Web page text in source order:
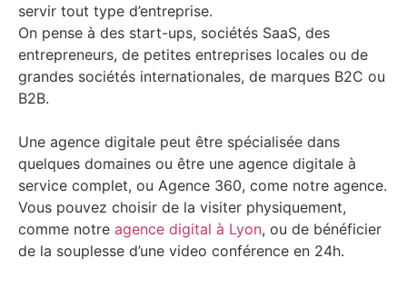
servir tout type d’entreprise.
On pense à des start-ups, sociétés SaaS, des
entrepreneurs, de petites entreprises locales ou de
grandes sociétés internationales, de marques B2C ou
B2B.
Une agence digitale peut être spécialisée dans
quelques domaines ou être une agence digitale à
service complet, ou Agence 360, come notre agence.
Vous pouvez choisir de la visiter physiquement,
comme notre agence digital à Lyon, ou de bénéficier
de la souplesse d’une video conférence en 24h.